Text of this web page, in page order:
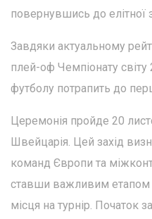
повернувшись до елітної
Завдяки актуальному
плей-оф Чемпіонату світу
футболу потрапить до
Церемонія пройде 20
Швейцарія. Цей захід
команд Європи та
ставши важливим етапом
місця на турнір. Початок